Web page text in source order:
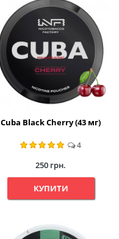
Cuba Black Cherry (43 мг)
4
250 грн.
КУПИТИ